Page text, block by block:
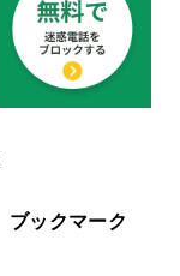
ブックマーク